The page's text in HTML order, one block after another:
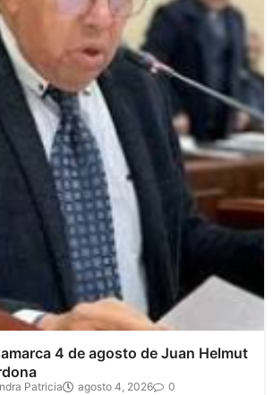
4 de agosto de Juan Helmut
Patricia agosto 4, 2026 0